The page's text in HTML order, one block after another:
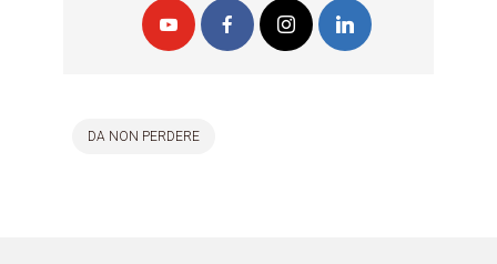
DA NON PERDERE